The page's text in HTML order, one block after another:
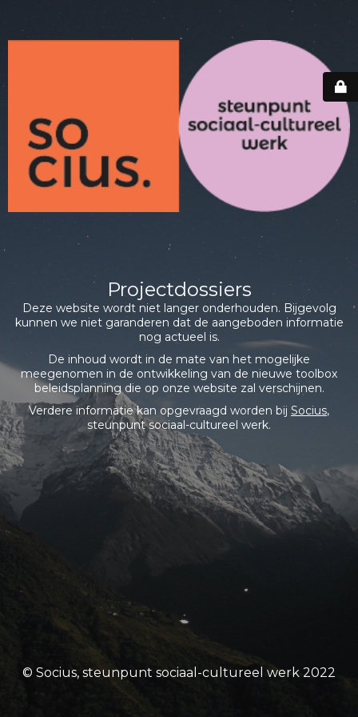
Projectdossiers
Deze website wordt niet langer onderhouden. Bijgevolg
kunnen we niet garanderen dat de aangeboden informatie
nog actueel is.
De inhoud wordt in de mate van het mogelijke
meegenomen in de ontwikkeling van de nieuwe toolbox
beleidsplanning die op onze website zal verschijnen.
Verdere informatie kan opgevraagd worden bij Socius,
steunpunt sociaal-cultureel werk.
© Socius, steunpunt sociaal-cultureel werk 2022